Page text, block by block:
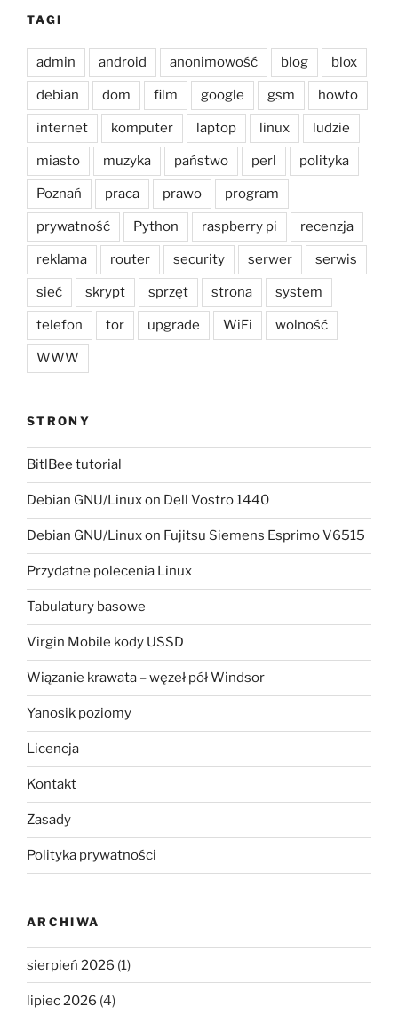
TAGI
admin android anonimowość blog blox
debian dom film google gsm howto
internet komputer laptop linux ludzie
miasto muzyka państwo perl polityka
Poznań praca prawo program
prywatność Python raspberry pi recenzja
reklama router security serwer serwis
sieć skrypt sprzęt strona system
telefon tor upgrade WiFi wolność
WWW
STRONY
BitlBee tutorial
Debian GNU/Linux on Dell Vostro 1440
Debian GNU/Linux on Fujitsu Siemens Esprimo V6515
Przydatne polecenia Linux
Tabulatury basowe
Virgin Mobile kody USSD
Wiązanie krawata – węzeł pół Windsor
Yanosik poziomy
Licencja
Kontakt
Zasady
Polityka prywatności
ARCHIWA
sierpień 2026 (1)
lipiec 2026 (4)